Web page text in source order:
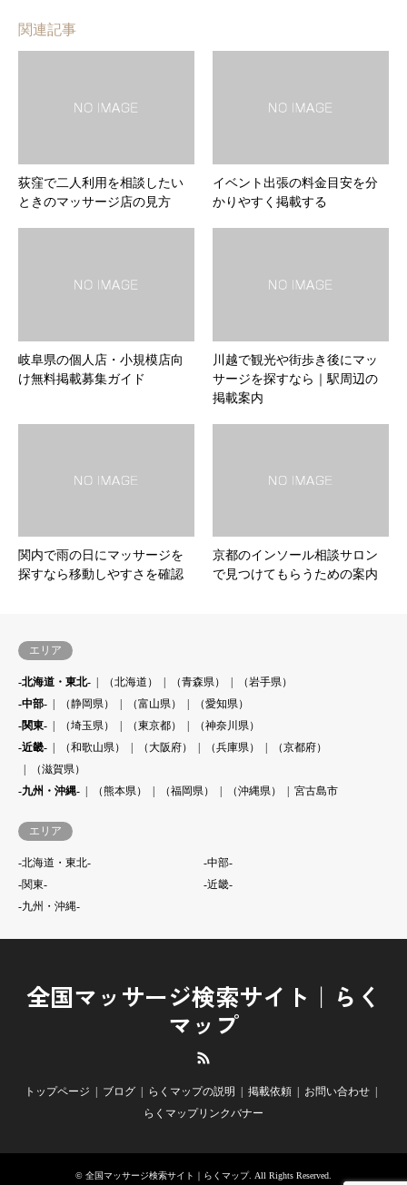
関連記事
荻窪で二人利用を相談したい
ときのマッサージ店の見方
イベント出張の料金目安を分
かりやすく掲載する
岐阜県の個人店・小規模店向
け無料掲載募集ガイド
川越で観光や街歩き後にマッ
サージを探すなら｜駅周辺の
掲載案内
関内で雨の日にマッサージを
探すなら移動しやすさを確認
京都のインソール相談サロン
で見つけてもらうための案内
エリア
-北海道・東北- （北海道） （青森県）
（岩手県）
-中部-
（静岡県） （富山県）
（愛知県）
-関東-
（埼玉県） （東京都）
（神奈川県）
-近畿-
（和歌山県） （大阪府） （兵庫県）
（京都府）
（滋賀県）
-九州・沖縄-
（熊本県） （福岡県） （沖縄県） 宮古島市
エリア
-北海道・東北-
-中部-
-関東-
-近畿-
-九州・沖縄-
全国マッサージ検索サイト｜らく
マップ
トップページ ブログ らくマップの説明 掲載依頼
お問い合わせ
らくマップリンクバナー
© 全国マッサージ検索サイト｜らくマップ. All Rights Reserved.